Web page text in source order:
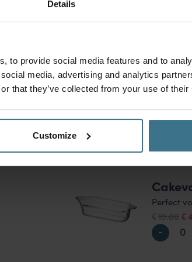
Details
to provide social media features and to
media, advertising and analytics
that they’ve collected from your use of
Customize
Houd je
Houd je
28.95
Perfect
€ 10.00 €